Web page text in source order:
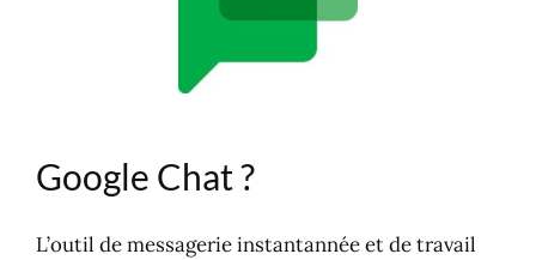
L'application mobile
Google Chat ?
L’outil de messagerie instantannée et de travail